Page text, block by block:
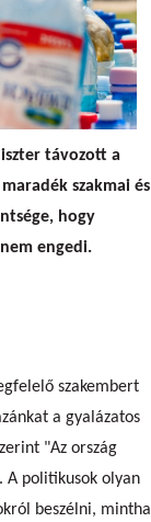
távozott a
szakmai és
hogy
engedi.
szakembert
a gyalázatos
"Az ország
A politikusok olyan
beszélni, mintha